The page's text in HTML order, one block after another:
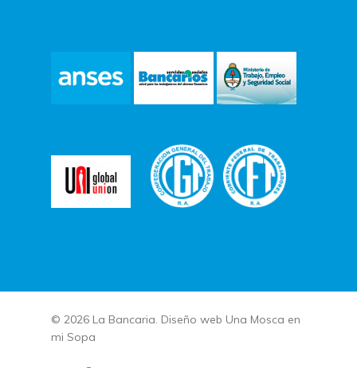
© 2026 La Bancaria. Diseño web Una Mosca en
mi Sopa